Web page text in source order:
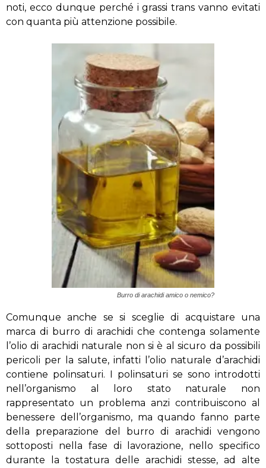
noti, ecco dunque perché i grassi trans vanno evitati
con quanta più attenzione possibile.
Burro di arachidi amico o nemico?
Comunque anche se si sceglie di acquistare una
marca di burro di arachidi che contenga solamente
l’olio di arachidi naturale non si è al sicuro da possibili
pericoli per la salute, infatti l’olio naturale d’arachidi
contiene polinsaturi. I polinsaturi se sono introdotti
nell’organismo al loro stato naturale non
rappresentato un problema anzi contribuiscono al
benessere dell’organismo, ma quando fanno parte
della preparazione del burro di arachidi vengono
sottoposti nella fase di lavorazione, nello specifico
durante la tostatura delle arachidi stesse, ad alte